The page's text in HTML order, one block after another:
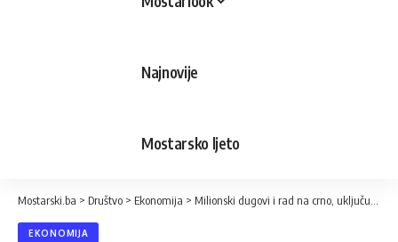
Najnovije
Mostarsko ljeto
Mostarski.ba > Društvo > Ekonomija > Milionski dugovi i rad na crno, uključuje se POSKOK
EKONOMIJA